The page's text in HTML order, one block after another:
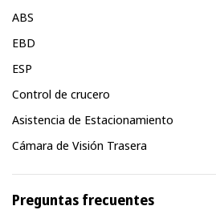
ABS
EBD
ESP
Control de crucero
Asistencia de Estacionamiento
Cámara de Visión Trasera
Preguntas frecuentes